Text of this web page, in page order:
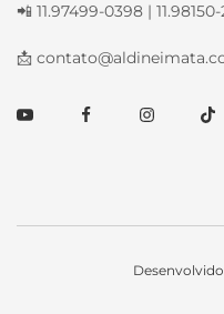
📲 11.97499-0398 |
📩
YoutubeFacebookInstagram